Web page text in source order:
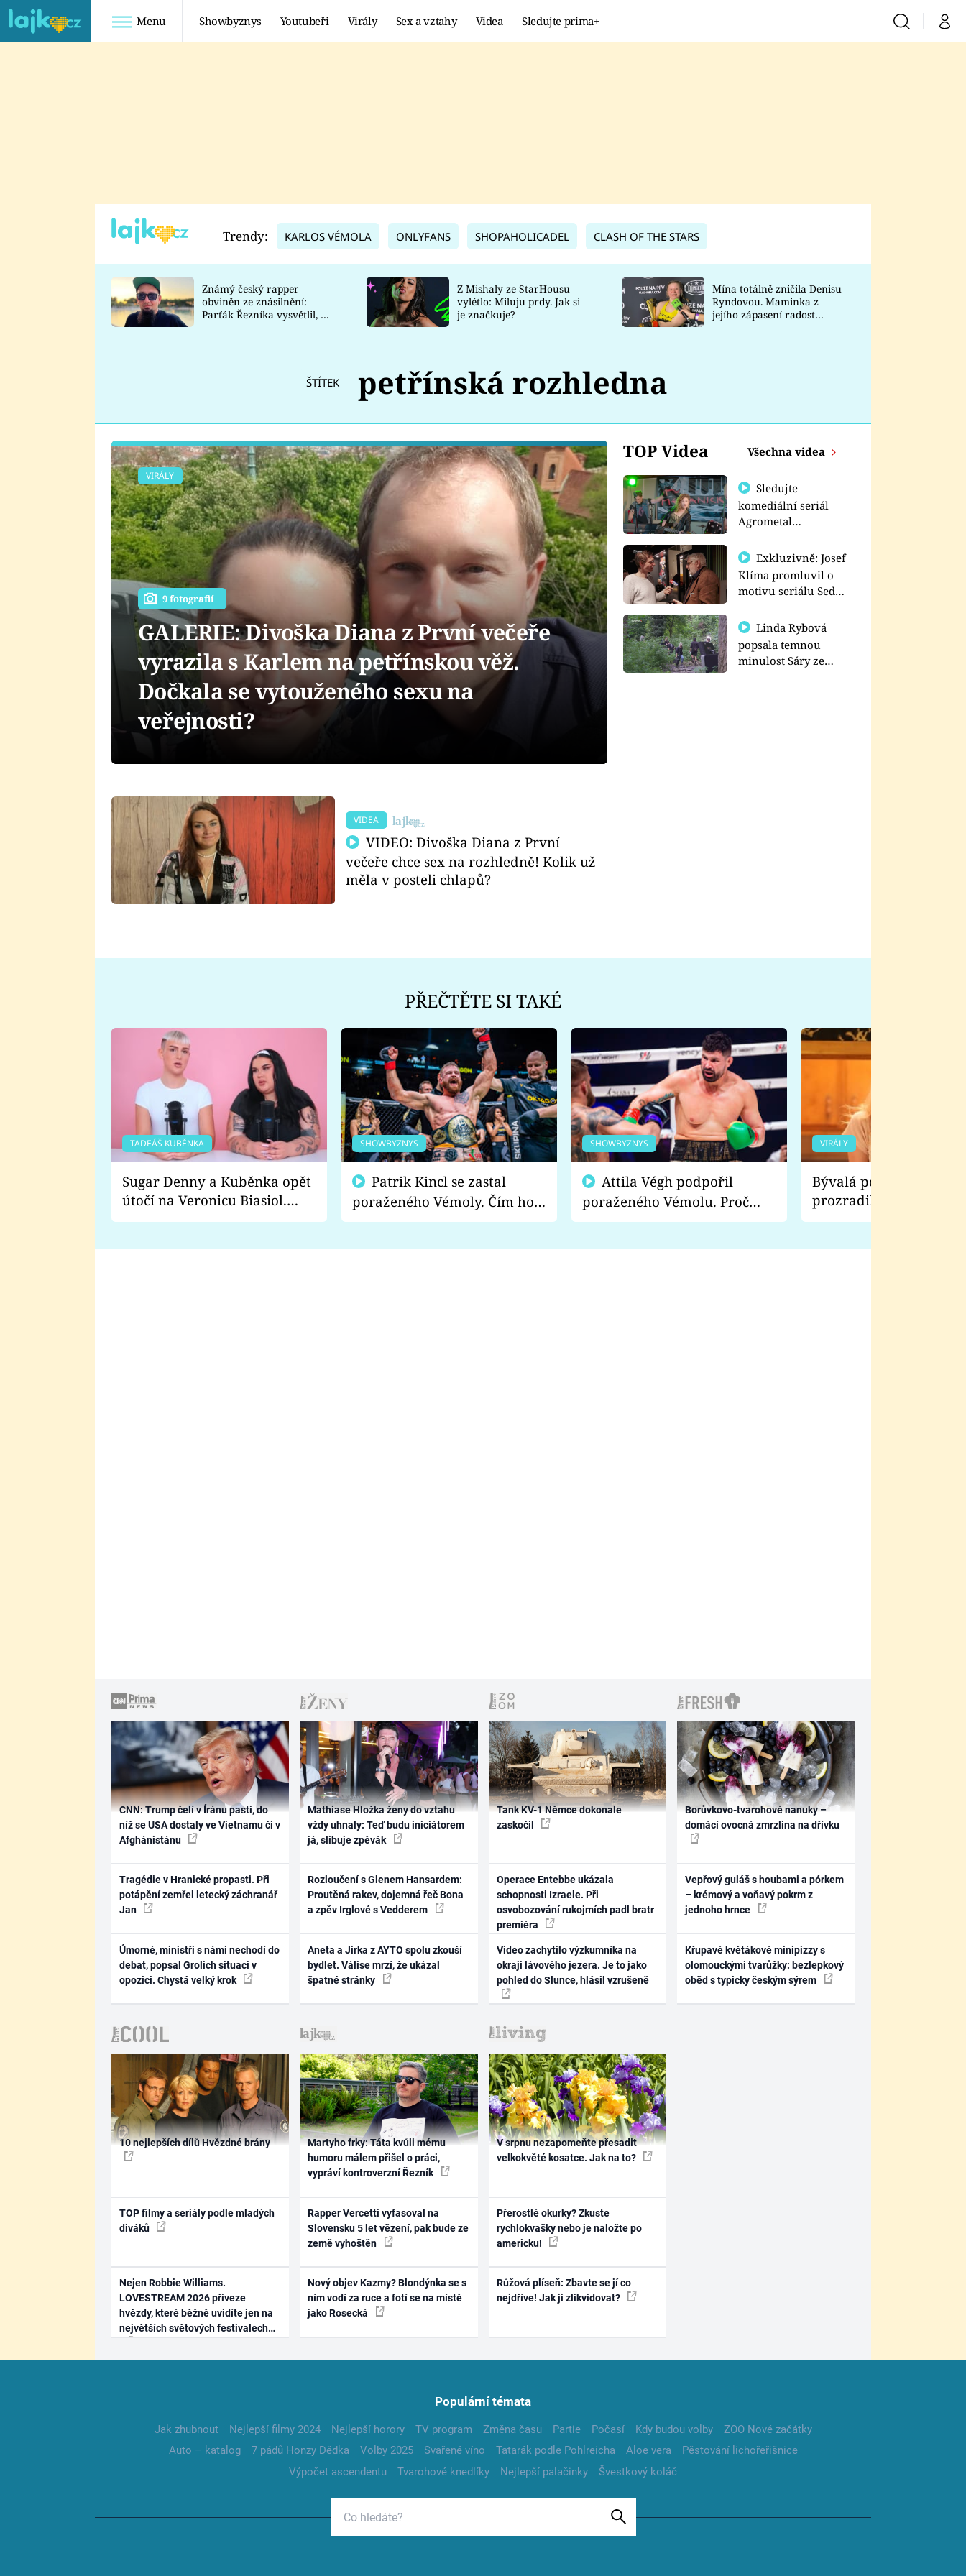
Menu Showbyznys Youtubeři Virály Sex a vztahy Videa Sledujte prima+ VyhledáváníMůj
TADEÁŠ KUBĚNKA
DATEL
Prima Lajk
Sledujte nás
Trendy: KARLOS VÉMOLA ONLYFANS SHOPAHOLICADEL CLASH OF THE STARS
Známý český rapper
obviněn ze znásilnění:
Parťák Řezníka vysvětlil, co
Z Mishaly ze StarHousu
vylétlo: Miluju prdy. Jak si
je značkuje?
Mína totálně zničila Denisu
Ryndovou. Maminka z
jejího zápasení radost
ŠTÍTEK petřínská rozhledna
TOP Videa Všechna videa
Sledujte
komediální seriál
Agrometal
prima+
Exkluzivně: Josef
Klíma promluvil o
motivu seriálu Sedm
Linda Rybová
popsala temnou
minulost Sáry ze
VIRÁLY
9 fotografií
GALERIE: Divoška Diana z První večeře
vyrazila s Karlem na petřínskou věž.
Dočkala se vytouženého sexu na
veřejnosti?
VIDEA
VIDEO: Divoška Diana z První
večeře chce sex na rozhledně! Kolik už
měla v posteli chlapů?
PŘEČTĚTE SI TAKÉ
TADEÁŠ KUBĚNKA
Sugar Denny a Kuběnka opět
útočí na Veronicu Biasiol.
Proč je podle nich falešná a
SHOWBYZNYS
poraženého Vémoly. Čím ho
fanoušci naštvali?
SHOWBYZNYS
poraženého Vémolu. Proč
chce raději zápasit s ním než
VIRÁLY
Bývalá pornoherečka
prozradila, co ji
natáčení Euforie.
CNN: Trump čelí v Íránu pasti, do
níž se USA dostaly ve Vietnamu či v
Afghánistánu
Tragédie v Hranické propasti. Při
potápění zemřel letecký záchranář
Jan
Úmorné, ministři s námi nechodí do
debat, popsal Grolich situaci v
opozici. Chystá velký krok
Mathiase Hložka ženy do vztahu
vždy uhnaly: Teď budu iniciátorem
já, slibuje zpěvák
Rozloučení s Glenem Hansardem:
Proutěná rakev, dojemná řeč Bona
a zpěv Irglové s Vedderem
Aneta a Jirka z AYTO spolu zkouší
bydlet. Válise mrzí, že ukázal
špatné stránky
Tank KV-1 Němce dokonale
zaskočil
Operace Entebbe ukázala
schopnosti Izraele. Při
osvobozování rukojmích padl bratr
premiéra
Video zachytilo výzkumníka na
okraji lávového jezera. Je to jako
pohled do Slunce, hlásil vzrušeně
Borůvkovo-tvarohové nanuky –
domácí ovocná zmrzlina na dřívku
Vepřový guláš s houbami a pórkem
– krémový a voňavý pokrm z
jednoho hrnce
Křupavé květákové minipizzy s
olomouckými tvarůžky: bezlepkový
oběd s typicky českým sýrem
10 nejlepších dílů Hvězdné brány
TOP filmy a seriály podle mladých
diváků
Nejen Robbie Williams.
LOVESTREAM 2026 přiveze
hvězdy, které běžně uvidíte jen na
největších světových festivalech
Martyho frky: Táta kvůli mému
humoru málem přišel o práci,
vypráví kontroverzní Řezník
Rapper Vercetti vyfasoval na
Slovensku 5 let vězení, pak bude ze
země vyhoštěn
Nový objev Kazmy? Blondýnka se s
ním vodí za ruce a fotí se na místě
jako Rosecká
V srpnu nezapomeňte přesadit
velkokvěté kosatce. Jak na to?
Přerostlé okurky? Zkuste
rychlokvašky nebo je naložte po
americku!
Růžová plíseň: Zbavte se jí co
nejdříve! Jak ji zlikvidovat?
Populární témata
Jak zhubnout Nejlepší filmy 2024 Nejlepší horory TV program Změna času Partie Počasí Kdy budou volby
ZOO Nové začátky
Auto – katalog
7 pádů Honzy Dědka Volby 2025 Svařené víno Tatarák podle Pohlreicha Aloe vera
Pěstování lichořeřišnice
Výpočet ascendentu
Tvarohové knedlíky Nejlepší palačinky Švestkový koláč